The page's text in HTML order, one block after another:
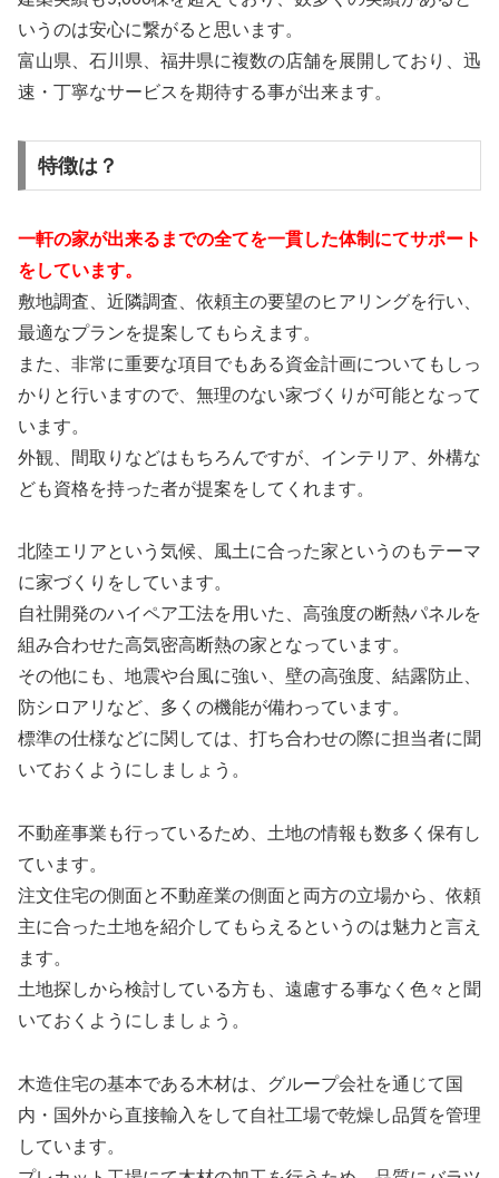
いうのは安心に繋がると思います。
富山県、石川県、福井県に複数の店舗を展開しており、迅
速・丁寧なサービスを期待する事が出来ます。
特徴は？
一軒の家が出来るまでの全てを一貫した体制にてサポート
をしています。
敷地調査、近隣調査、依頼主の要望のヒアリングを行い、
最適なプランを提案してもらえます。
また、非常に重要な項目でもある資金計画についてもしっ
かりと行いますので、無理のない家づくりが可能となって
います。
外観、間取りなどはもちろんですが、インテリア、外構な
ども資格を持った者が提案をしてくれます。
北陸エリアという気候、風土に合った家というのもテーマ
に家づくりをしています。
自社開発のハイペア工法を用いた、高強度の断熱パネルを
組み合わせた高気密高断熱の家となっています。
その他にも、地震や台風に強い、壁の高強度、結露防止、
防シロアリなど、多くの機能が備わっています。
標準の仕様などに関しては、打ち合わせの際に担当者に聞
いておくようにしましょう。
不動産事業も行っているため、土地の情報も数多く保有し
ています。
注文住宅の側面と不動産業の側面と両方の立場から、依頼
主に合った土地を紹介してもらえるというのは魅力と言え
ます。
土地探しから検討している方も、遠慮する事なく色々と聞
いておくようにしましょう。
木造住宅の基本である木材は、グループ会社を通じて国
内・国外から直接輸入をして自社工場で乾燥し品質を管理
しています。